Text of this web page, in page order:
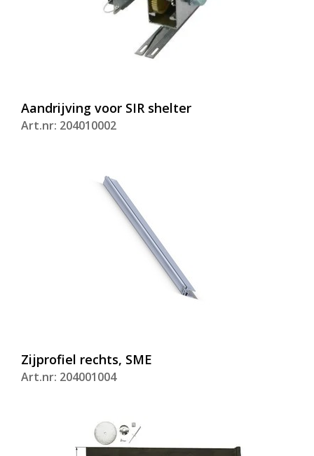
Aandrijving voor SIR shelter
Art.nr: 204010002
Zijprofiel rechts, SME
Art.nr: 204001004